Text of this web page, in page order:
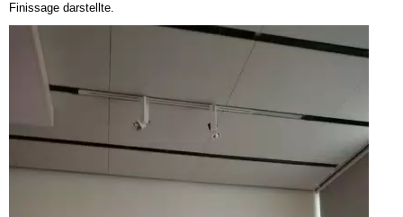
Finissage darstellte.
Video-